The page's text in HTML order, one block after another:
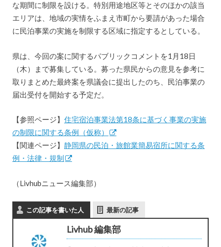
な期間に制限を設ける。特別用途地区等とそのほかの該当
エリアは、地域の実情をふまえ市町から要請があった場合
に民泊事業の実施を制限する区域に指定するとしている。
県は、今回の案に関するパブリックコメントを1月18日
（木）まで募集している。募った県民からの意見を参考に
取りまとめた最終案を県議会に提出したのち、民泊事業の
届出受付を開始する予定だ。
【参照ページ】 住宅宿泊事業法第18条に基づく事業の実施
の制限に関する条例（仮称）
【関連ページ】 静岡県の民泊・旅館業簡易宿所に関する条
例・法律・規制
（Livhubニュース編集部）
この記事を書いた人 最新の記事
Livhub 編集部